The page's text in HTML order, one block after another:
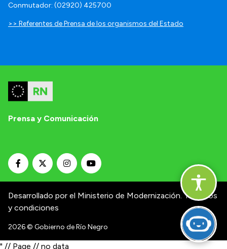
Conmutador: (02920) 425700
>> Referentes de Prensa de los organismos del Estado
Prensa y Comunicación
Desarrollado por el Ministerio de Modernización. Términos
y condiciones
2026© Gobierno de Río Negro
" // Page // no data